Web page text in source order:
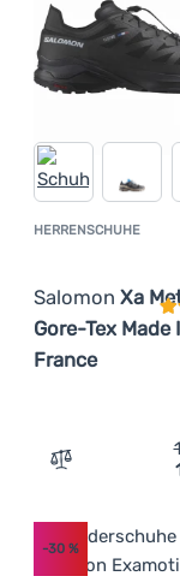
HERRENSCHUHE
Salomon Xa
Gore-Tex Made
France
Zum
-30 %